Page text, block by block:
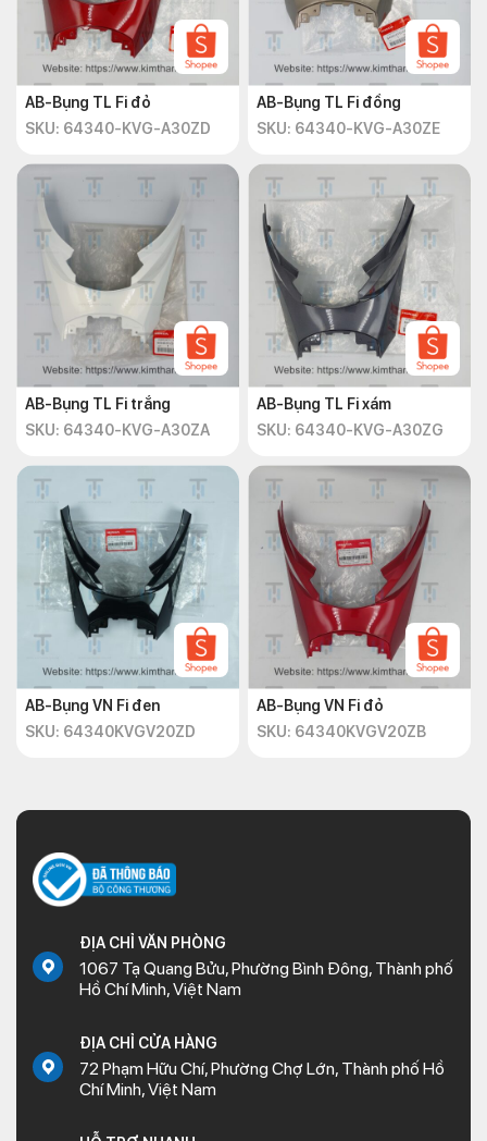
AB-Bụng TL Fi đỏ
SKU: 64340-KVG-A30ZD
AB-Bụng TL Fi đồng
SKU: 64340-KVG-A30ZE
AB-Bụng TL Fi trắng
SKU: 64340-KVG-A30ZA
AB-Bụng TL Fi xám
SKU: 64340-KVG-A30ZG
AB-Bụng VN Fi đen
SKU: 64340KVGV20ZD
AB-Bụng VN Fi đỏ
SKU: 64340KVGV20ZB
ĐỊA CHỈ VĂN PHÒNG
1067 Tạ Quang Bửu, Phường Bình Đông, Thành phố
Hồ Chí Minh, Việt Nam
ĐỊA CHỈ CỬA HÀNG
72 Phạm Hữu Chí, Phường Chợ Lớn, Thành phố Hồ
Chí Minh, Việt Nam